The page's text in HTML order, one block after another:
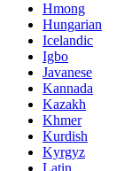
Hmong
Hungarian
Icelandic
Igbo
Javanese
Kannada
Kazakh
Khmer
Kurdish
Kyrgyz
Latin